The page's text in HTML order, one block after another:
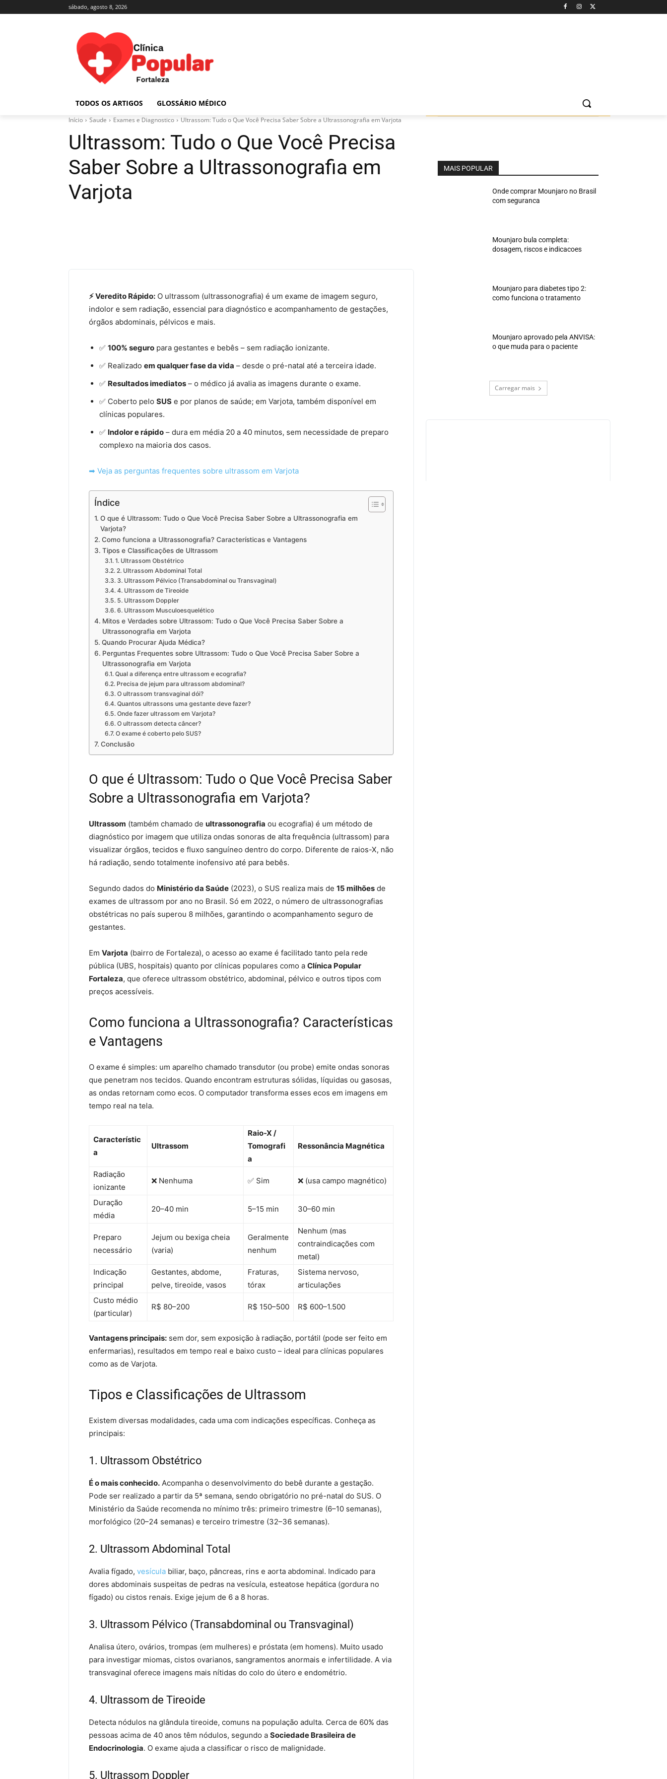
sábado, agosto 8, 2026
TODOS OS ARTIGOS GLOSSÁRIO MÉDICO
Início Saude Exames e Diagnostico Ultrassom: Tudo o Que Você Precisa Saber Sobre a Ultrassonografia em Varjota
Ultrassom: Tudo o Que Você Precisa
Saber Sobre a Ultrassonografia em
Varjota
⚡ Veredito Rápido: O ultrassom (ultrassonografia) é um exame de imagem seguro,
indolor e sem radiação, essencial para diagnóstico e acompanhamento de gestações,
órgãos abdominais, pélvicos e mais.
✅ 100% seguro para gestantes e bebês – sem radiação ionizante.
✅ Realizado em qualquer fase da vida – desde o pré-natal até a terceira idade.
✅ Resultados imediatos – o médico já avalia as imagens durante o exame.
✅ Coberto pelo SUS e por planos de saúde; em Varjota, também disponível em
clínicas populares.
✅ Indolor e rápido – dura em média 20 a 40 minutos, sem necessidade de preparo
complexo na maioria dos casos.
➡ Veja as perguntas frequentes sobre ultrassom em Varjota
Índice
O que é Ultrassom: Tudo o Que Você Precisa Saber Sobre a Ultrassonografia em
Varjota?
Como funciona a Ultrassonografia? Características e Vantagens
Tipos e Classificações de Ultrassom
1. Ultrassom Obstétrico
2. Ultrassom Abdominal Total
3. Ultrassom Pélvico (Transabdominal ou Transvaginal)
4. Ultrassom de Tireoide
5. Ultrassom Doppler
6. Ultrassom Musculoesquelético
Mitos e Verdades sobre Ultrassom: Tudo o Que Você Precisa Saber Sobre a
Ultrassonografia em Varjota
Quando Procurar Ajuda Médica?
Perguntas Frequentes sobre Ultrassom: Tudo o Que Você Precisa Saber Sobre a
Ultrassonografia em Varjota
Qual a diferença entre ultrassom e ecografia?
Precisa de jejum para ultrassom abdominal?
O ultrassom transvaginal dói?
Quantos ultrassons uma gestante deve fazer?
Onde fazer ultrassom em Varjota?
O ultrassom detecta câncer?
O exame é coberto pelo SUS?
Conclusão
O que é Ultrassom: Tudo o Que Você Precisa Saber
Sobre a Ultrassonografia em Varjota?
Ultrassom (também chamado de ultrassonografia ou ecografia) é um método de
diagnóstico por imagem que utiliza ondas sonoras de alta frequência (ultrassom) para
visualizar órgãos, tecidos e fluxo sanguíneo dentro do corpo. Diferente de raios-X, não
há radiação, sendo totalmente inofensivo até para bebês.
Segundo dados do Ministério da Saúde (2023), o SUS realiza mais de 15 milhões de
exames de ultrassom por ano no Brasil. Só em 2022, o número de ultrassonografias
obstétricas no país superou 8 milhões, garantindo o acompanhamento seguro de
gestantes.
Em Varjota (bairro de Fortaleza), o acesso ao exame é facilitado tanto pela rede
pública (UBS, hospitais) quanto por clínicas populares como a Clínica Popular
Fortaleza, que oferece ultrassom obstétrico, abdominal, pélvico e outros tipos com
preços acessíveis.
Como funciona a Ultrassonografia? Características
e Vantagens
O exame é simples: um aparelho chamado transdutor (ou probe) emite ondas sonoras
que penetram nos tecidos. Quando encontram estruturas sólidas, líquidas ou gasosas,
as ondas retornam como ecos. O computador transforma esses ecos em imagens em
tempo real na tela.
Característic
a
Ultrassom
Raio-X /
Tomografi
a
Ressonância Magnética
Radiação
ionizante
❌ Nenhuma ✅ Sim ❌ (usa campo magnético)
Duração
média
20–40 min 5–15 min 30–60 min
Preparo
necessário
Jejum ou bexiga cheia
(varia)
Geralmente
nenhum
Nenhum (mas
contraindicações com
metal)
Indicação
principal
Gestantes, abdome,
pelve, tireoide, vasos
Fraturas,
tórax
Sistema nervoso,
articulações
Custo médio
(particular)
R$ 80–200 R$ 150–500 R$ 600–1.500
Vantagens principais: sem dor, sem exposição à radiação, portátil (pode ser feito em
enfermarias), resultados em tempo real e baixo custo – ideal para clínicas populares
como as de Varjota.
Tipos e Classificações de Ultrassom
Existem diversas modalidades, cada uma com indicações específicas. Conheça as
principais:
1. Ultrassom Obstétrico
É o mais conhecido. Acompanha o desenvolvimento do bebê durante a gestação.
Pode ser realizado a partir da 5ª semana, sendo obrigatório no pré-natal do SUS. O
Ministério da Saúde recomenda no mínimo três: primeiro trimestre (6–10 semanas),
morfológico (20–24 semanas) e terceiro trimestre (32–36 semanas).
2. Ultrassom Abdominal Total
Avalia fígado, vesícula biliar, baço, pâncreas, rins e aorta abdominal. Indicado para
dores abdominais suspeitas de pedras na vesícula, esteatose hepática (gordura no
fígado) ou cistos renais. Exige jejum de 6 a 8 horas.
3. Ultrassom Pélvico (Transabdominal ou Transvaginal)
Analisa útero, ovários, trompas (em mulheres) e próstata (em homens). Muito usado
para investigar miomas, cistos ovarianos, sangramentos anormais e infertilidade. A via
transvaginal oferece imagens mais nítidas do colo do útero e endométrio.
4. Ultrassom de Tireoide
Detecta nódulos na glândula tireoide, comuns na população adulta. Cerca de 60% das
pessoas acima de 40 anos têm nódulos, segundo a Sociedade Brasileira de
Endocrinologia. O exame ajuda a classificar o risco de malignidade.
5. Ultrassom Doppler
MAIS POPULAR
Onde comprar Mounjaro no Brasil
com seguranca
Mounjaro bula completa:
dosagem, riscos e indicacoes
Mounjaro para diabetes tipo 2:
como funciona o tratamento
Mounjaro aprovado pela ANVISA:
o que muda para o paciente
Carregar mais